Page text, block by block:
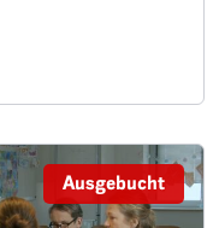
Ausgebucht